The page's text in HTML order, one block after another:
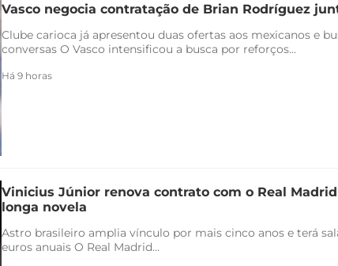
Vasco negocia contratação de Brian Rodríguez
Clube carioca já apresentou duas ofertas aos mexicanos e
conversas O Vasco intensificou a busca por reforços...
Há 9 horas
Vinicius Júnior renova contrato com o Real
longa novela
Astro brasileiro amplia vínculo por mais cinco anos e terá
euros anuais O Real Madrid...